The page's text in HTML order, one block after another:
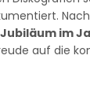
im
auf die